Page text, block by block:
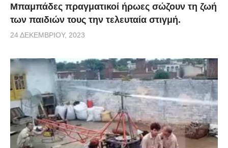
Μπαμπάδες πραγματικοί ήρωες σώζουν τη ζωή
των παιδιών τους την τελευταία στιγμή.
24 ΔΕΚΕΜΒΡΊΟΥ, 2023